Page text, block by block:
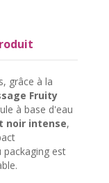
grâce à la
Fruity
à base d'eau
noir intense,
packaging est